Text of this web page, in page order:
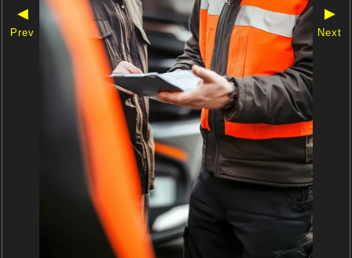
◀
Prev
▶
Next